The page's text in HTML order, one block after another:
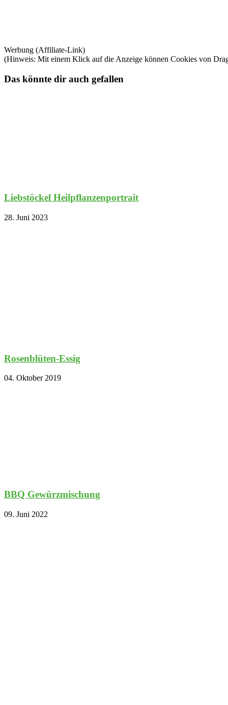
Werbung (Affiliate-Link)
(Hinweis: Mit einem Klick auf die Anzeige können Cookies von
Das könnte dir auch gefallen
Liebstöckel Heilpflanzenportrait
28. Juni 2023
Rosenblüten-Essig
04. Oktober 2019
BBQ Gewürzmischung
09. Juni 2022